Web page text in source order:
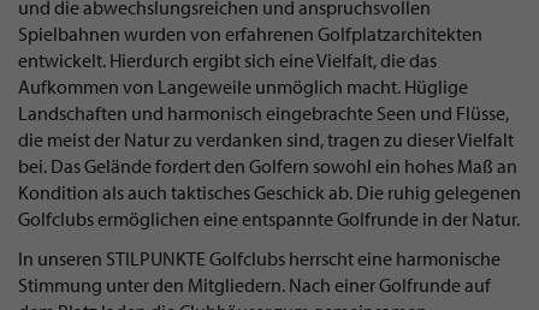
und die abwechslungsreichen und anspruchsvollen
Spielbahnen wurden von erfahrenen Golfplatzarchitekten
entwickelt. Hierdurch ergibt sich eine Vielfalt, die das
Aufkommen von Langeweile unmöglich macht. Hüglige
Landschaften und harmonisch eingebrachte Seen und Flüsse,
die meist der Natur zu verdanken sind, tragen zu dieser Vielfalt
bei. Das Gelände fordert den Golfern sowohl ein hohes Maß an
Kondition als auch taktisches Geschick ab. Die ruhig gelegenen
Golfclubs ermöglichen eine entspannte Golfrunde in der Natur.
In unseren STILPUNKTE Golfclubs herrscht eine harmonische
Stimmung unter den Mitgliedern. Nach einer Golfrunde auf